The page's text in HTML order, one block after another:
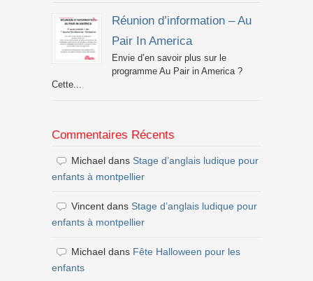
Réunion d’information – Au
Pair In America
Envie d’en savoir plus sur le
programme Au Pair in America ?
Cette...
Commentaires Récents
Michael dans Stage d’anglais ludique pour
enfants à montpellier
Vincent dans Stage d’anglais ludique pour
enfants à montpellier
Michael dans Fête Halloween pour les
enfants